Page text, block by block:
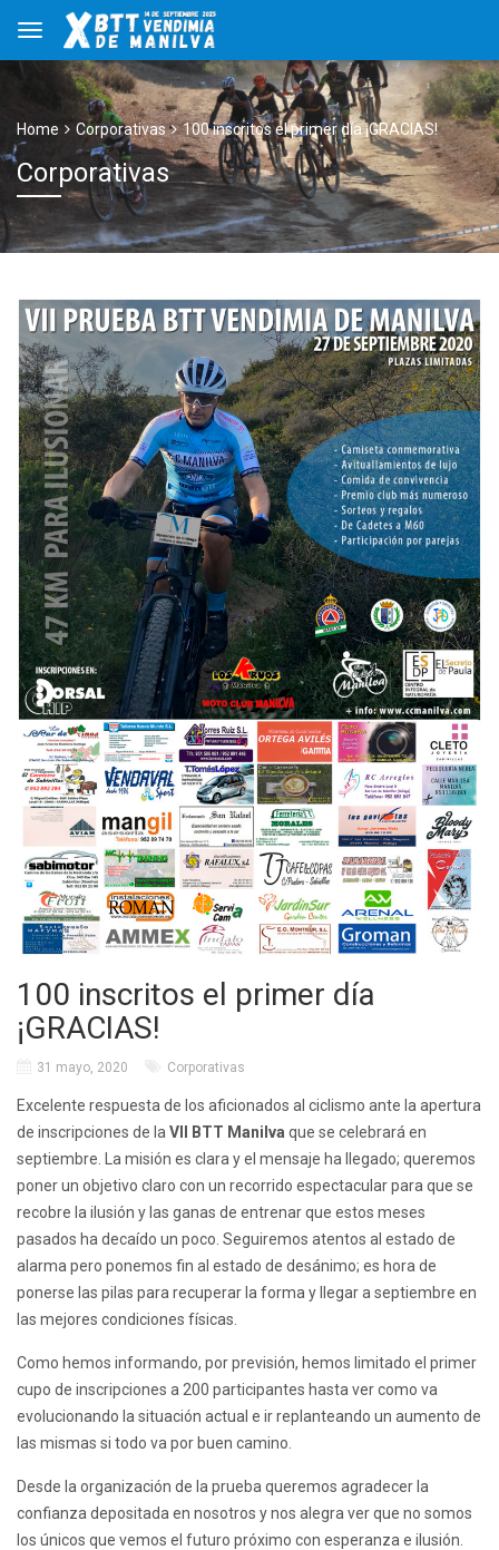
Home Corporativas 100 inscritos el primer día ¡GRACIAS!
Corporativas
100 inscritos el primer día
¡GRACIAS!
31 mayo, 2020 Corporativas
Excelente respuesta de los aficionados al ciclismo ante la apertura
de inscripciones de la VII BTT Manilva que se celebrará en
septiembre. La misión es clara y el mensaje ha llegado; queremos
poner un objetivo claro con un recorrido espectacular para que se
recobre la ilusión y las ganas de entrenar que estos meses
pasados ha decaído un poco. Seguiremos atentos al estado de
alarma pero ponemos fin al estado de desánimo; es hora de
ponerse las pilas para recuperar la forma y llegar a septiembre en
las mejores condiciones físicas.
Como hemos informando, por previsión, hemos limitado el primer
cupo de inscripciones a 200 participantes hasta ver como va
evolucionando la situación actual e ir replanteando un aumento de
las mismas si todo va por buen camino.
Desde la organización de la prueba queremos agradecer la
confianza depositada en nosotros y nos alegra ver que no somos
los únicos que vemos el futuro próximo con esperanza e ilusión.